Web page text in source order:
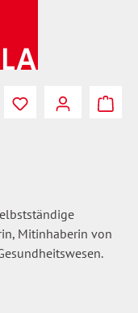
Du hast 0
Mitinhaberin von